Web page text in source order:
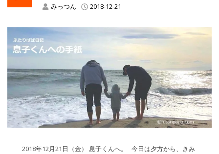
みっつん 2018-12-21
2018年12月21日（金） 息子くんへ。 今日は夕方から、きみ